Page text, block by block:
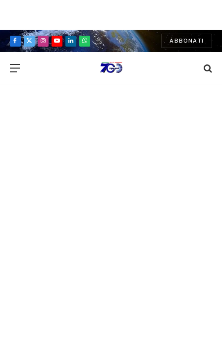
Facebook
X
Instagram
YouTubeLinkedInWhatsApp
ABBONATI